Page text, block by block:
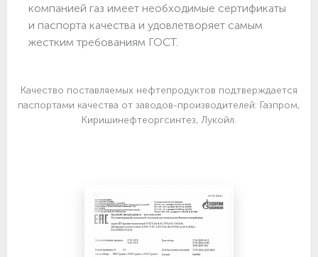
компанией газ имеет необходимые сертификаты
и паспорта качества и удовлетворяет самым
жестким требованиям ГОСТ.
Качество поставляемых нефтепродуктов подтверждается
паспортами качества от заводов-производителей: Газпром,
Киришинефтеоргсинтез, Лукойл.